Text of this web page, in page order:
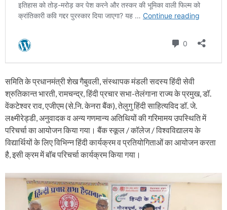
समिति के प्रधानमंत्री शेख गैबुवली, संस्थापक मंडली सदस्य हिंदी सेवी
श्रुतिकान्त भारती, रामचन्द्र, हिंदी प्रचार सभा-तेलंगाना राज्य के प्रमुख, डॉ.
वेंकटेश्वर राव, एजीएम (से.नि. केनरा बैंक), तेलुगु हिंदी साहित्यविद डॉ. जे.
लक्ष्मीरेड्डी, अनुवादक व अन्य गणमान्य अतिथियों की गरिमामय उपस्थिति में
परिचर्चा का आयोजन किया गया। बैंक स्कूल / कॉलेज / विश्वविद्यालय के
विद्यार्थियों के लिए विभिन्न हिंदी कार्यक्रम व प्रतियोगिताओं का आयोजन करता
है, इसी क्रम में बॉब परिचर्चा कार्यक्रम किया गया।